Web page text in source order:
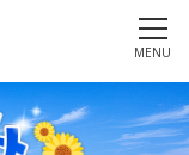
MENU